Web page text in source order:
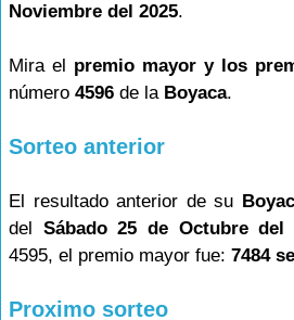
Noviembre del 2025.
Mira el premio mayor y los
número 4596 de la Boyaca.
Sorteo anterior
El resultado anterior de su
del Sábado 25 de Octubre del
4595, el premio mayor fue: 7484
Proximo sorteo